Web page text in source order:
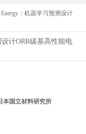
：机器学习预测设计
计ORR碳基高性能电
本国立材料研究所